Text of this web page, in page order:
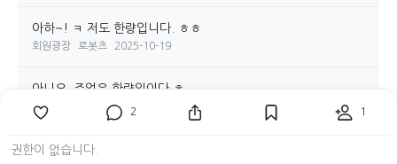
2 1
권한이 없습니다.
아하~! ㅋ 저도 한량입니다. ㅎㅎ
회원광장 로봇츠 2025-10-19
아니요. 주업은 한량입이다 ㅎ
회원광장 꿀팁관리소장 2025-10-19
배달말고 주업이따로있으신기봐요